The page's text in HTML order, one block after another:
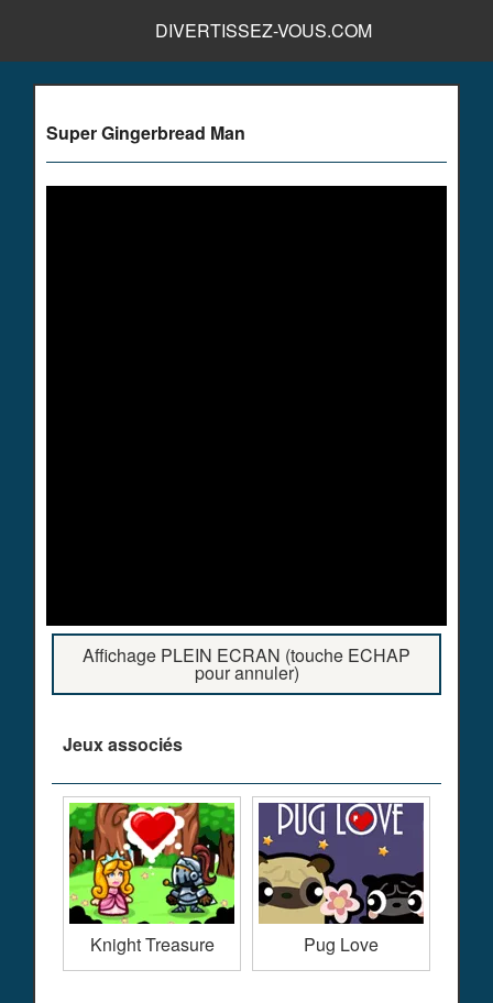
DIVERTISSEZ-VOUS.COM
Super Gingerbread Man
Affichage PLEIN ECRAN (touche ECHAP
pour annuler)
Jeux associés
Knight Treasure Pug Love